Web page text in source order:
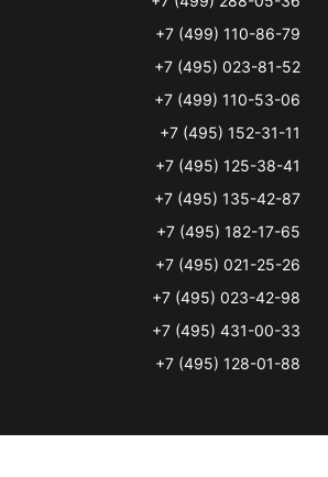
+7 (499) 110-86-79
+7 (495) 023-81-52
+7 (499) 110-53-06
+7 (495) 152-31-11
+7 (495) 125-38-41
+7 (495) 135-42-87
+7 (495) 182-17-65
+7 (495) 021-25-26
+7 (495) 023-42-98
+7 (495) 431-00-33
+7 (495) 128-01-88